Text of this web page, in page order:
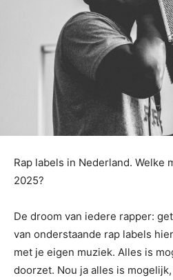
Rap labels in Nederland. Welke
2025?
De droom van iedere rapper:
van onderstaande rap labels
met je eigen muziek. Alles is
doorzet. Nou ja alles is